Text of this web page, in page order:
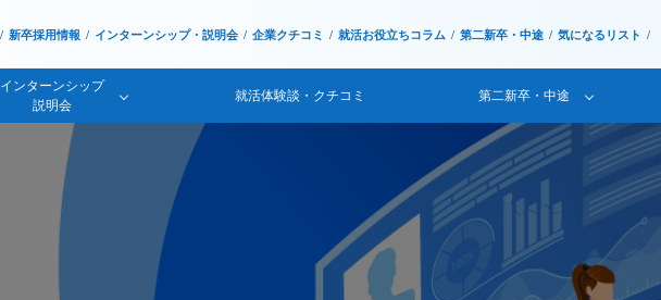
新卒採用情報 インターンシップ・説明会 企業クチコミ 就活お役立ちコラム 第二新卒・中途 気になるリスト
インターンシップ
説明会
就活体験談・クチコミ 第二新卒・中途